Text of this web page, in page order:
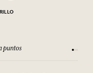
puntos